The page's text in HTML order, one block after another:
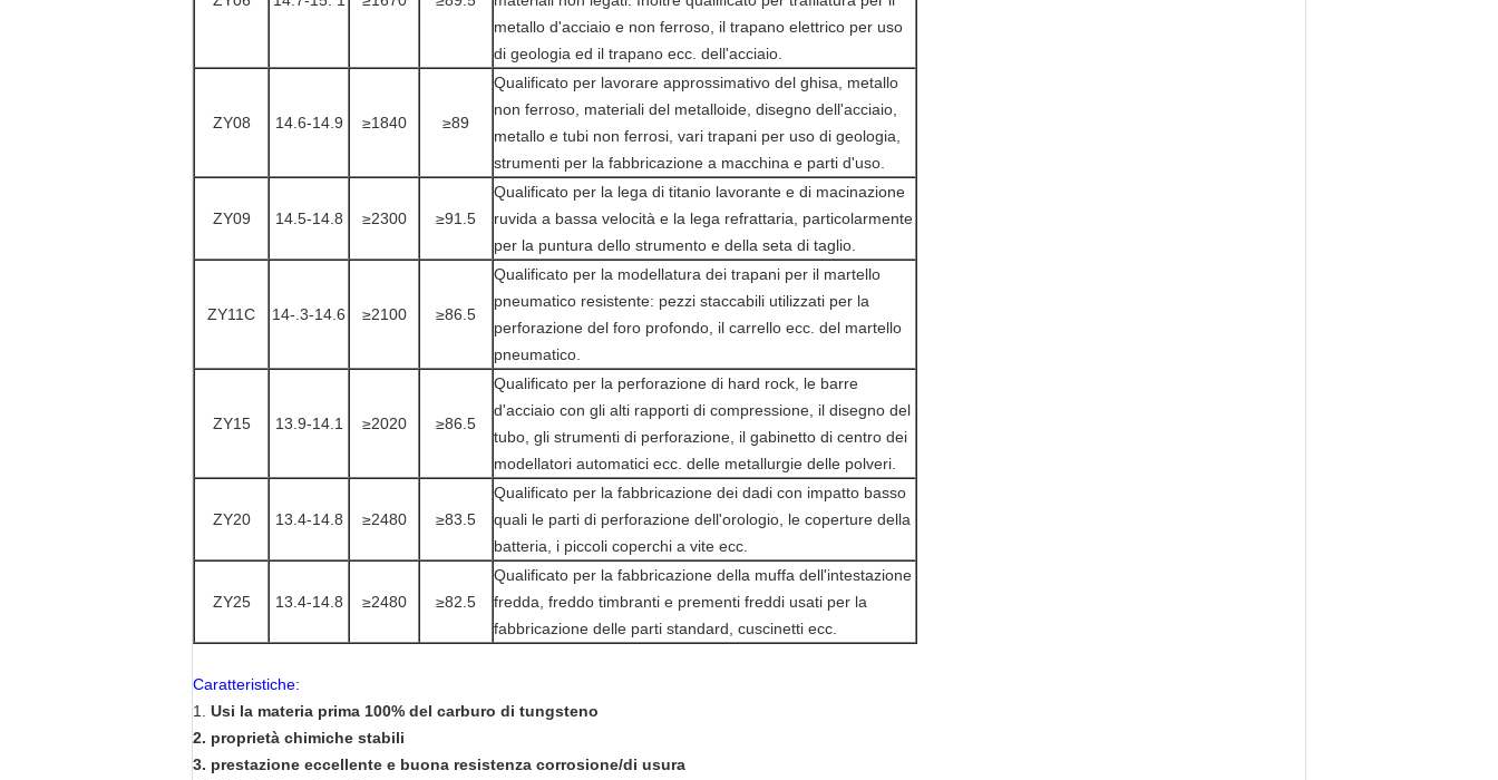
metallo d'acciaio e non ferroso, il trapano elettrico per uso
di geologia ed il trapano ecc. dell'acciaio.
ZY08 14.6-14.9 ≥1840 ≥89
Qualificato per lavorare approssimativo del ghisa, metallo
non ferroso, materiali del metalloide, disegno dell'acciaio,
metallo e tubi non ferrosi, vari trapani per uso di geologia,
strumenti per la fabbricazione a macchina e parti d'uso.
ZY09 14.5-14.8 ≥2300 ≥91.5
Qualificato per la lega di titanio lavorante e di macinazione
ruvida a bassa velocità e la lega refrattaria, particolarmente
per la puntura dello strumento e della seta di taglio.
ZY11C 14-.3-14.6 ≥2100 ≥86.5
Qualificato per la modellatura dei trapani per il martello
pneumatico resistente: pezzi staccabili utilizzati per la
perforazione del foro profondo, il carrello ecc. del martello
pneumatico.
ZY15 13.9-14.1 ≥2020 ≥86.5
Qualificato per la perforazione di hard rock, le barre
d'acciaio con gli alti rapporti di compressione, il disegno del
tubo, gli strumenti di perforazione, il gabinetto di centro dei
modellatori automatici ecc. delle metallurgie delle polveri.
ZY20 13.4-14.8 ≥2480 ≥83.5
Qualificato per la fabbricazione dei dadi con impatto basso
quali le parti di perforazione dell'orologio, le coperture della
batteria, i piccoli coperchi a vite ecc.
ZY25 13.4-14.8 ≥2480 ≥82.5
Qualificato per la fabbricazione della muffa dell'intestazione
fredda, freddo timbranti e prementi freddi usati per la
fabbricazione delle parti standard, cuscinetti ecc.
Caratteristiche:
1. Usi la materia prima 100% del carburo di tungsteno
2. proprietà chimiche stabili
3. prestazione eccellente e buona resistenza corrosione/di usura